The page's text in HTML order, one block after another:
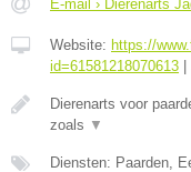
E-mail › Dierenarts
Website: https://
id=61581218070613
Dierenarts voor
zoals ▼
Diensten: Paarden,